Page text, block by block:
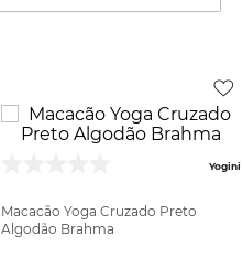
Yogini
Macacão Yoga Cruzado Preto
Algodão Brahma